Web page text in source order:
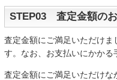
STEP03 査定金額の
査定金額にご満足いただけま
す。なお、お支払いにかかる
査定金額にご満足いただけな